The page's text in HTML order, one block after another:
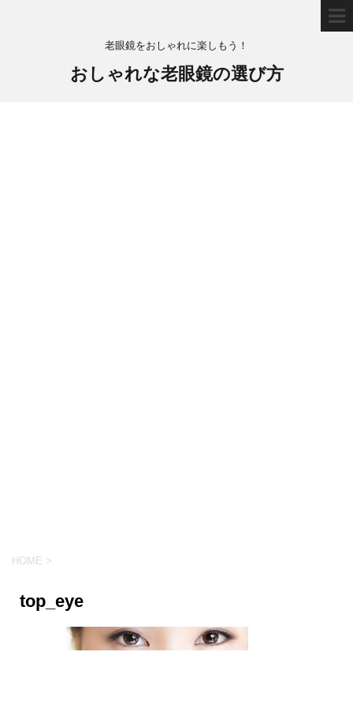
老眼鏡をおしゃれに楽しもう！
おしゃれな老眼鏡の選び方
HOME >
top_eye